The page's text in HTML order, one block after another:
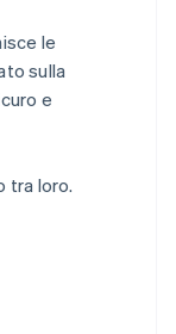
le
sulla
e
tra loro.